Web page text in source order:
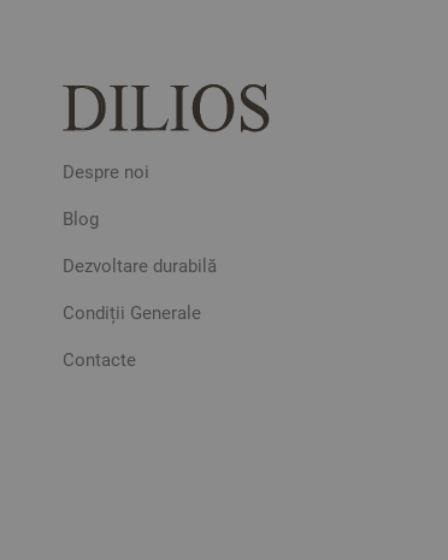
Despre noi
Blog
Dezvoltare durabilă
Condiții Generale
Contacte